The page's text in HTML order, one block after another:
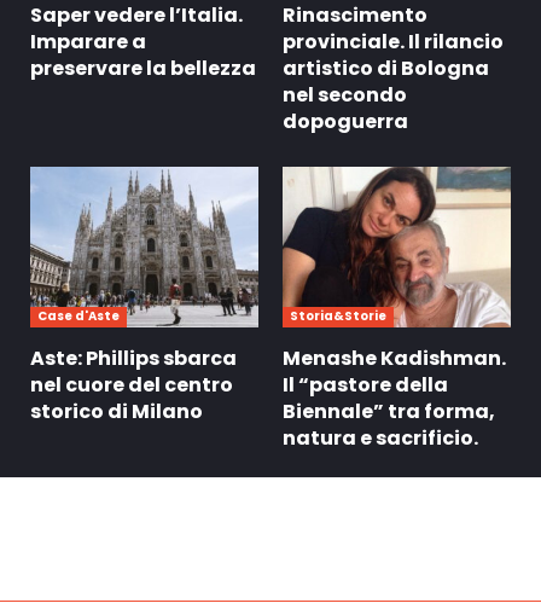
Saper vedere l’Italia.
Imparare a
preservare la bellezza
Rinascimento
provinciale. Il rilancio
artistico di Bologna
nel secondo
dopoguerra
Case d'Aste
Aste: Phillips sbarca
nel cuore del centro
storico di Milano
Storia&Storie
Menashe Kadishman.
Il “pastore della
Biennale” tra forma,
natura e sacrificio.